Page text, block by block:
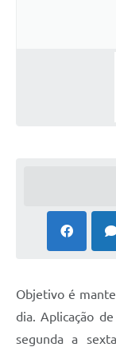
Objetivo é
dia. Aplicação
segunda a